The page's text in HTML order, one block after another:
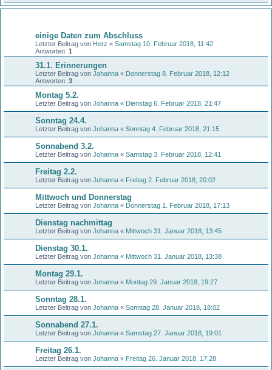
einige Daten zum Abschluss
Letzter Beitrag von Herz « Samstag 10. Februar 2018, 11:42
Antworten: 1
31.1. Erinnerungen
Letzter Beitrag von Johanna « Donnerstag 8. Februar 2018, 12:12
Antworten: 3
Montag 5.2.
Letzter Beitrag von Johanna « Dienstag 6. Februar 2018, 21:47
Sonntag 24.4.
Letzter Beitrag von Johanna « Sonntag 4. Februar 2018, 21:15
Sonnabend 3.2.
Letzter Beitrag von Johanna « Samstag 3. Februar 2018, 12:41
Freitag 2.2.
Letzter Beitrag von Johanna « Freitag 2. Februar 2018, 20:02
Mittwoch und Donnerstag
Letzter Beitrag von Johanna « Donnerstag 1. Februar 2018, 17:13
Dienstag nachmittag
Letzter Beitrag von Johanna « Mittwoch 31. Januar 2018, 13:45
Dienstag 30.1.
Letzter Beitrag von Johanna « Mittwoch 31. Januar 2018, 13:38
Montag 29.1.
Letzter Beitrag von Johanna « Montag 29. Januar 2018, 19:27
Sonntag 28.1.
Letzter Beitrag von Johanna « Sonntag 28. Januar 2018, 18:02
Sonnabend 27.1.
Letzter Beitrag von Johanna « Samstag 27. Januar 2018, 19:01
Freitag 26.1.
Letzter Beitrag von Johanna « Freitag 26. Januar 2018, 17:28